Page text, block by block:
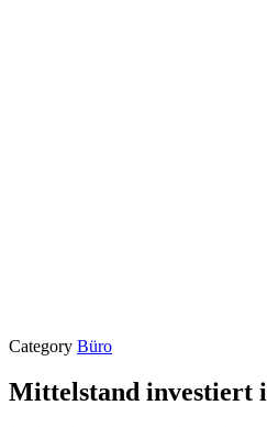
Category Büro
Mittelstand investiert